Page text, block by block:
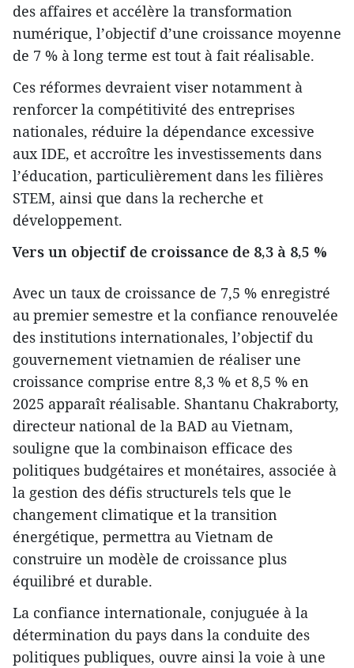
des affaires et accélère la transformation
numérique, l’objectif d’une croissance moyenne
de 7 % à long terme est tout à fait réalisable.
Ces réformes devraient viser notamment à
renforcer la compétitivité des entreprises
nationales, réduire la dépendance excessive
aux IDE, et accroître les investissements dans
l’éducation, particulièrement dans les filières
STEM, ainsi que dans la recherche et
développement.
Vers un objectif de croissance de 8,3 à 8,5 %
Avec un taux de croissance de 7,5 % enregistré
au premier semestre et la confiance renouvelée
des institutions internationales, l’objectif du
gouvernement vietnamien de réaliser une
croissance comprise entre 8,3 % et 8,5 % en
2025 apparaît réalisable. Shantanu Chakraborty,
directeur national de la BAD au Vietnam,
souligne que la combinaison efficace des
politiques budgétaires et monétaires, associée à
la gestion des défis structurels tels que le
changement climatique et la transition
énergétique, permettra au Vietnam de
construire un modèle de croissance plus
équilibré et durable.
La confiance internationale, conjuguée à la
détermination du pays dans la conduite des
politiques publiques, ouvre ainsi la voie à une